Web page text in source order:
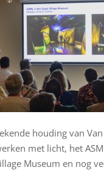
houding van
met licht, het
Museum en nog